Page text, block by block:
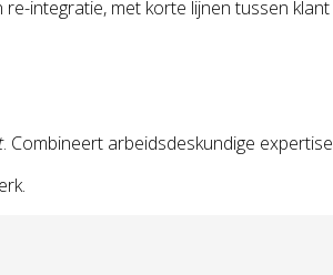
integratie, met korte lijnen tussen
. Combineert arbeidsdeskundige